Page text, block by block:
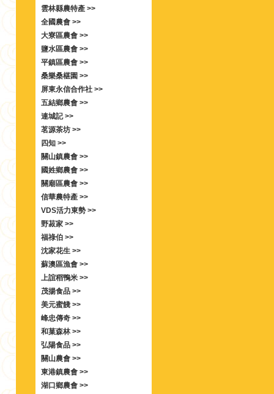
雲林縣農特產 >>
全國農會 >>
大寮區農會 >>
鹽水區農會 >>
平鎮區農會 >>
桑樂桑椹園 >>
屏東永信合作社 >>
五結鄉農會 >>
連城記 >>
茗源茶坊 >>
四知 >>
關山鎮農會 >>
國姓鄉農會 >>
關廟區農會 >>
信華農特產 >>
VDS活力東勢 >>
野菽家 >>
福祿伯 >>
沈家花生 >>
蘇澳區漁會 >>
上誼稻鴨米 >>
茂揚食品 >>
美元蜜餞 >>
峰忠傳奇 >>
和菓森林 >>
弘陽食品 >>
關山農會 >>
東港鎮農會 >>
湖口鄉農會 >>